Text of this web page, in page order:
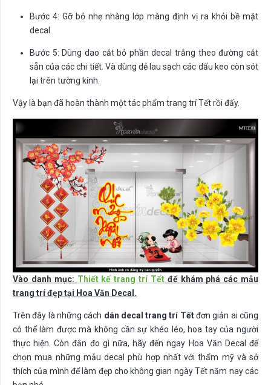
Bước 4: Gỡ bỏ nhẹ nhàng lớp màng định vị ra khỏi bề mặt
decal.
Bước 5: Dùng dao cắt bỏ phần decal trắng theo đường cắt
sẵn của các chi tiết. Và dùng dẻ lau sạch các dấu keo còn sót
lại trên tường kính.
Vậy là bạn đã hoàn thành một tác phẩm trang trí Tết rồi đấy.
Vào danh mục: Thiết kế trang trí Tếtđể khám phá các mẫu
trang trí đẹp tại Hoa Văn Decal.
Trên đây là những cách dán decal trang trí Tếtđơn giản ai cũng
có thể làm được mà không cần sự khéo léo, hoa tay của người
thực hiện. Còn đắn đo gì nữa, hãy đến ngay Hoa Văn Decal để
chọn mua những mẫu decal phù hợp nhất với thẩm mỹ và sở
thích của mình để làm đẹp cho không gian ngày Tết năm nay các